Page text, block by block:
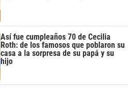
Así fue cumpleaños 70 de Cecilia
Roth: de los famosos que poblaron su
casa a la sorpresa de su papá y su
hijo